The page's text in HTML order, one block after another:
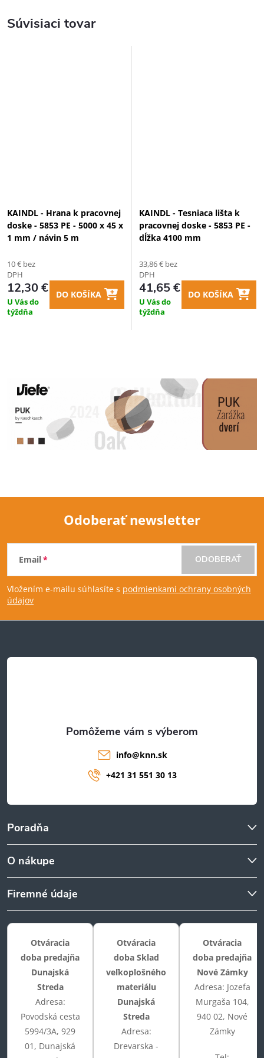
Súvisiaci tovar
KAINDL - Hrana k pracovnej
doske - 5853 PE - 5000 x 45 x
1 mm / návin 5 m
10 € bez
DPH
12,30 €
U Vás do
týždňa
DO KOŠÍKA
KAINDL - Tesniaca lišta k
pracovnej doske - 5853 PE -
dĺžka 4100 mm
33,86 € bez
DPH
41,65 €
U Vás do
týždňa
DO KOŠÍKA
Z
á
p
t
Odoberať newsletter
Email
Vložením e-mailu súhlasíte s podmienkami ochrany osobných
údajov
ODOBERAŤ
Poradňa
O nákupe
Firemné údaje
info@knn.sk
+421 31 551 30 13
Otváracia
doba predajňa
Dunajská
Streda
Adresa:
Povodská cesta
5994/3A, 929
01, Dunajská
Otváracia
doba Sklad
veľkoplošného
materiálu
Dunajská
Streda
Adresa:
Drevarska -
Otváracia
doba predajňa
Nové Zámky
Adresa: Jozefa
Murgaša 104,
940 02, Nové
Zámky